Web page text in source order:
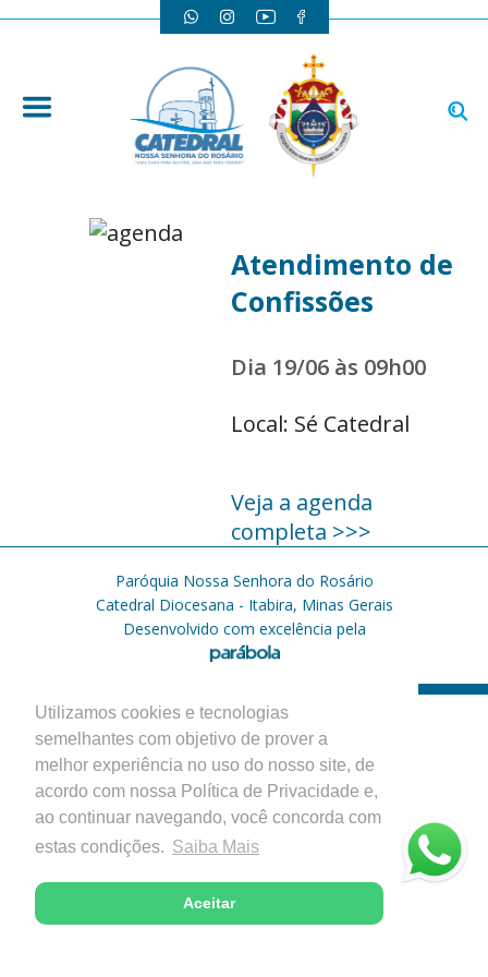
Utilizamos cookies e tecnologias
semelhantes com objetivo de prover a
melhor experiência no uso do nosso site, de
acordo com nossa Política de Privacidade e,
ao continuar navegando, você concorda com
estas condições. Saiba Mais
Aceitar
Atendimento de
Confissões
Dia 19/06 às 09h00
Local: Sé Catedral
Veja a agenda
completa >>>
Paróquia Nossa Senhora do Rosário
Catedral Diocesana - Itabira, Minas Gerais
Desenvolvido com excelência pela